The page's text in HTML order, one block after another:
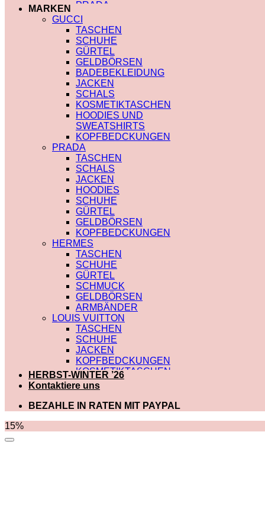
SAINT LAURENT
VERSACE
SCHALS
CHLOE
FENDI
GUCCI
LOUIS VUITTON
PRADA
SAINT LAURENT
SCHULTERRIEMEN
DIOR
LOUIS VUITTON
STRUMPFHOSEN
GUCCI
KOSMETIKTASCHEN
GUCCI
LOUIS VUITTON
SAINT LAURENT
PRADA
TRENCHCOAT
BURBERRY
PRADA
SOCKEN
GUCCI
SHORTS
BURBERRY
POLO
BURBERRY
CHLOE
GUCCI
MONCLER
HOODIES UND
SWEATSHIRTS
AMI PARIS
BURBERRY
FENDI
GUCCI
LOUIS VUITTON
MIU MIU
PRADA
SAINT LAURENT
MARKEN
GUCCI
TASCHEN
SCHUHE
GÜRTEL
GELDBÖRSEN
BADEBEKLEIDUNG
JACKEN
SCHALS
KOSMETIKTASCHEN
HOODIES UND
SWEATSHIRTS
KOPFBEDCKUNGEN
PRADA
TASCHEN
SCHALS
JACKEN
HOODIES
SCHUHE
GÜRTEL
GELDBÖRSEN
KOPFBEDCKUNGEN
HERMES
TASCHEN
SCHUHE
GÜRTEL
SCHMUCK
GELDBÖRSEN
ARMBÄNDER
LOUIS VUITTON
TASCHEN
SCHUHE
JACKEN
KOPFBEDCKUNGEN
KOSMETIKTASCHEN
SCHALS
SCHULTERRIEMEN
GÜRTEL
GELDBÖRSEN
HERBST-WINTER ’26
Kontaktiere uns
BEZAHLE IN RATEN MIT PAYPAL
15%